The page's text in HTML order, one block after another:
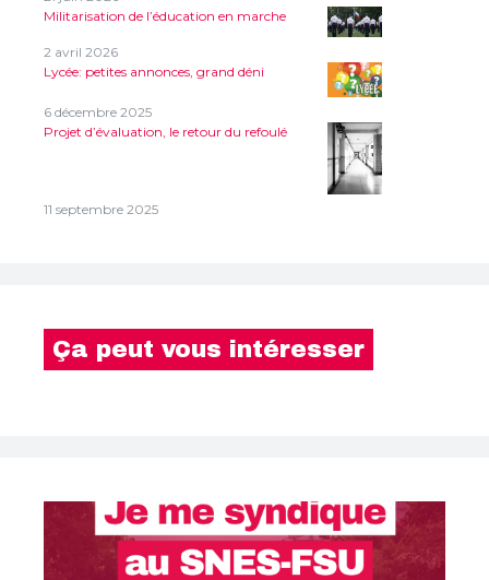
Militarisation de l’éducation en marche
2 avril 2026
Lycée: petites annonces, grand déni
6 décembre 2025
Projet d’évaluation, le retour du refoulé
11 septembre 2025
Ça peut vous intéresser